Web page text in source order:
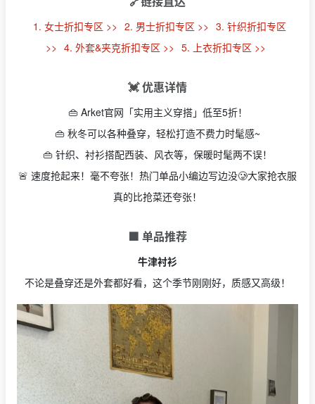
1. 女士折扣专区 >> 2. 男士折扣专区 >> 3. 针织折扣专区
>> 4. 外套&夹克折扣专区 >> 5. 上衣折扣专区 >>
💓 优惠详情
👜 Arket官网「实用主义穿搭」低至5折！
👜 秋冬可以各种叠穿，轻松打造不费力时髦感~
👜 针织、衬衫搭配西装、风衣等，保暖时髦两不误！
🚨 速度抢起来！毫不夸张！热门单品小编边写边没🥲大家抢衣服
真的比抢菜还夸张！
🟩 单品推荐
牛津衬衫
不论是叠穿还是外套都好看，这个季节刚刚好，质感又高级！